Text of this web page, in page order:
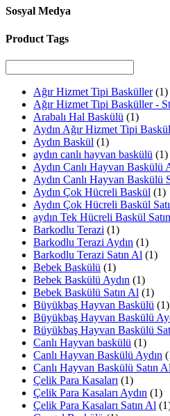
Sosyal Medya
Product Tags
Ağır Hizmet Tipi Basküller (1)
Ağır Hizmet Tipi Basküller -
Arabalı Hal Baskülü (1)
Aydın Ağır Hizmet Tipi Baskül
Aydın Baskül (1)
aydın canlı hayvan baskülü (1)
Aydın Canlı Hayvan Baskülü
Aydın Canlı Hayvan Baskülü
Aydın Çok Hücreli Baskül (1)
Aydın Çok Hücreli Baskül
aydın Tek Hücreli Baskül
Barkodlu Terazi (1)
Barkodlu Terazi Aydın (1)
Barkodlu Terazi Satın Al (1)
Bebek Baskülü (1)
Bebek Baskülü Aydın (1)
Bebek Baskülü Satın Al (1)
Büyükbaş Hayvan Baskülü (1)
Büyükbaş Hayvan Baskülü
Büyükbaş Hayvan Baskülü
Canlı Hayvan baskülü (1)
Canlı Hayvan Baskülü Aydın
Canlı Hayvan Baskülü Satın Al
Çelik Para Kasaları (1)
Çelik Para Kasaları Aydın (1)
Çelik Para Kasaları Satın Al